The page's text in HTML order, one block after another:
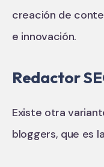
creación de
e innovación.
Redactor
Existe otra
bloggers, que es